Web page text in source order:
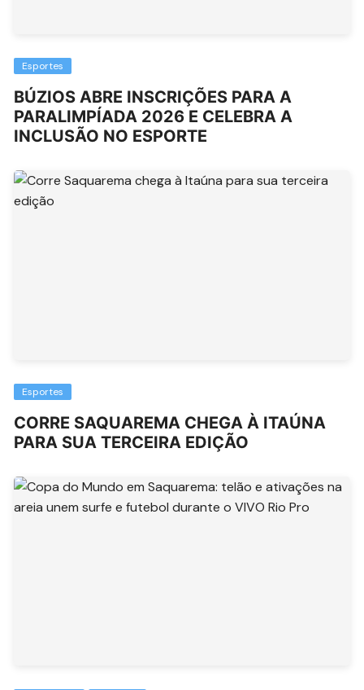
Esportes
BÚZIOS ABRE INSCRIÇÕES PARA A
PARALIMPÍADA 2026 E CELEBRA A
INCLUSÃO NO ESPORTE
Esportes
CORRE SAQUAREMA CHEGA À ITAÚNA
PARA SUA TERCEIRA EDIÇÃO